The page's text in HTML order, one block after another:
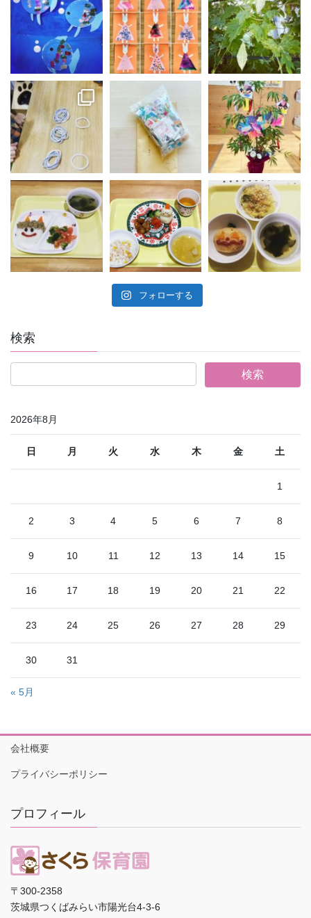
フォローする
検索
2026年8月
日 月 火 水 木 金 土
1
2 3 4 5 6 7 8
9 10 11 12 13 14 15
16 17 18 19 20 21 22
23 24 25 26 27 28 29
30 31
« 5月
会社概要
プライバシーポリシー
プロフィール
〒300-2358
茨城県つくばみらい市陽光台4-3-6